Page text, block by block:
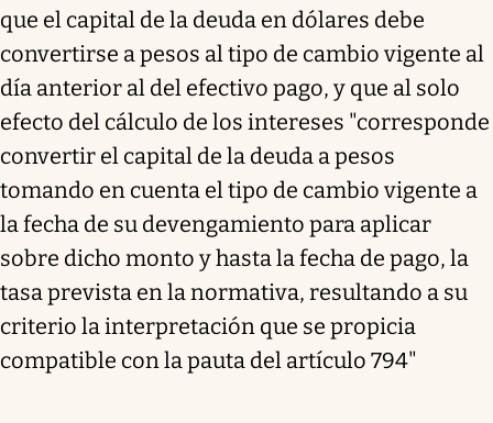
que el capital de la deuda en dólares debe
convertirse a pesos al tipo de cambio vigente al
día anterior al del efectivo pago, y que al solo
efecto del cálculo de los intereses "corresponde
convertir el capital de la deuda a pesos
tomando en cuenta el tipo de cambio vigente a
la fecha de su devengamiento para aplicar
sobre dicho monto y hasta la fecha de pago, la
tasa prevista en la normativa, resultando a su
criterio la interpretación que se propicia
compatible con la pauta del artículo 794"